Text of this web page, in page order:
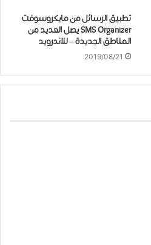
تطبيق الرسائل من مايكروسوفت
SMS Organizer يصل العديد من
المناطق الجديدة – للاندرويد
2019/08/21